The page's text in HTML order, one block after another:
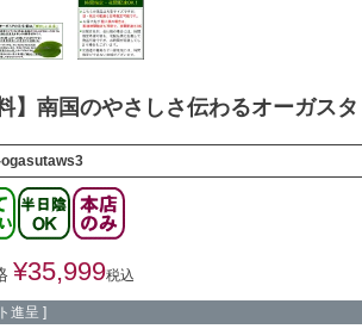
】南国のやさしさ伝わるオーガス
¥35,999税込
進呈 ]